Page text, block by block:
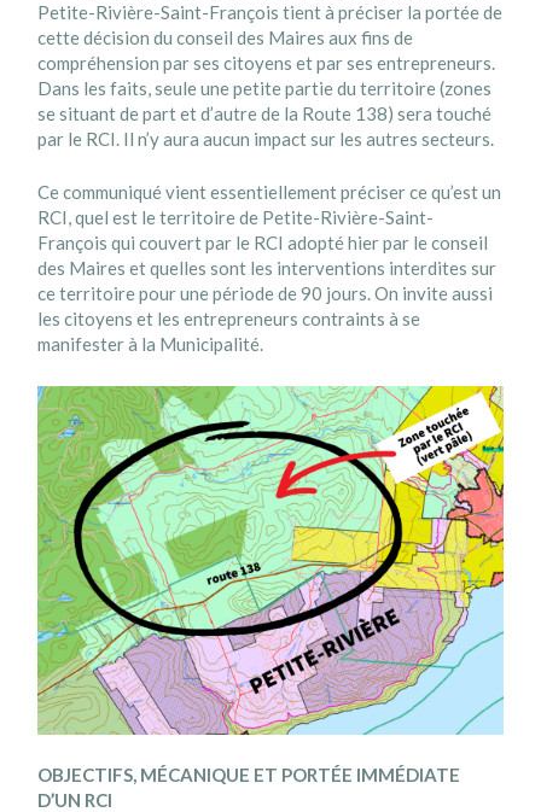
Petite-Rivière-Saint-François tient à préciser la portée de
cette décision du conseil des Maires aux fins de
compréhension par ses citoyens et par ses entrepreneurs.
Dans les faits, seule une petite partie du territoire (zones
se situant de part et d’autre de la Route 138) sera touché
par le RCI. Il n’y aura aucun impact sur les autres secteurs.
Ce communiqué vient essentiellement préciser ce qu’est un
RCI, quel est le territoire de Petite-Rivière-Saint-
François qui couvert par le RCI adopté hier par le conseil
des Maires et quelles sont les interventions interdites sur
ce territoire pour une période de 90 jours. On invite aussi
les citoyens et les entrepreneurs contraints à se
manifester à la Municipalité.
OBJECTIFS, MÉCANIQUE ET PORTÉE IMMÉDIATE
D’UN RCI